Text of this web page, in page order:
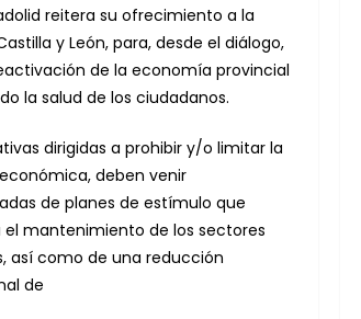
reitera su ofrecimiento a la
y León, para, desde el diálogo,
de la economía provincial
la salud de los ciudadanos.
dirigidas a prohibir y/o limitar la
deben venir
de planes de estímulo que
el mantenimiento de los sectores
así como de una reducción
de